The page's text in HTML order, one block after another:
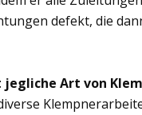
defekt, die
Art von